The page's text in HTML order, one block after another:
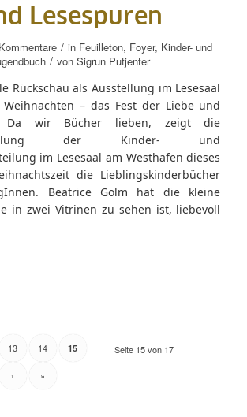
Lesespuren
/ in Feuilleton, Foyer, Kinder- und
/ von Sigrun Putjenter
Rückschau als Ausstellung im Lesesaal
Weihnachten – das Fest der Liebe und
Da wir Bücher lieben, zeigt die
der Kinder- und
im Lesesaal am Westhafen dieses
die Lieblingskinderbücher
Beatrice Golm hat die kleine
in zwei Vitrinen zu sehen ist, liebevoll
Seite 15 von 17
13 14 15
› »